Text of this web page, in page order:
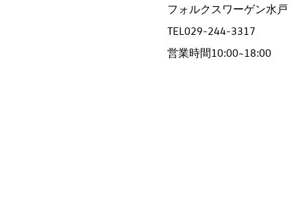
フォルクスワーゲン水戸
TEL029-244-3317
営業時間10:00~18:00